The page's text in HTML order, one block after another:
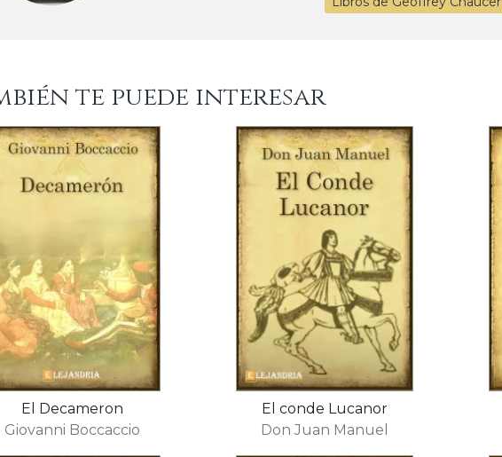
te puede interesar
El Decameron
Giovanni Boccaccio
El conde Lucanor
Don Juan Manuel